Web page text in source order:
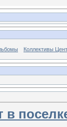
Коллективы
в